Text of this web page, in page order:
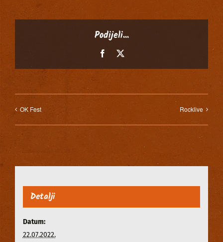
Podijeli...
Facebook
OK Fest Rocklive
Detalji
Datum:
22.07.2022.